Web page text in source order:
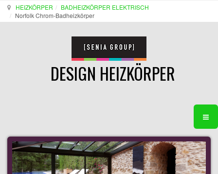
HEIZKÖRPER
BADHEIZKÖRPER ELEKTRISCH
Norfolk Chrom-Badheizkörper
DESIGN HEIZKÖRPER